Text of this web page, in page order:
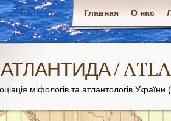
Главная О нас
/
міфологів та атлантологів